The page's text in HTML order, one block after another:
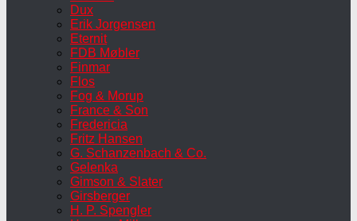
Dux
Erik Jorgensen
Eternit
FDB Møbler
Finmar
Flos
Fog & Morup
France & Son
Fredericia
Fritz Hansen
G. Schanzenbach & Co.
Gelenka
Gimson & Slater
Girsberger
H. P. Spengler